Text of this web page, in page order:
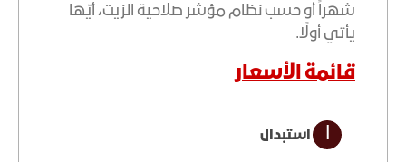
شهراً أو حسب نظام مؤشر صلاحية الزيت، أيّها
يأتي أولًا.
قائمة الأسعار
ا استبدال